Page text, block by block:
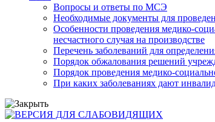
Вопросы и ответы по МСЭ
Необходимые документы для
Особенности проведения медико-
несчастного случая на производстве
Перечень заболеваний для
Порядок обжалования решений
Порядок проведения медико-
При каких заболеваниях дают